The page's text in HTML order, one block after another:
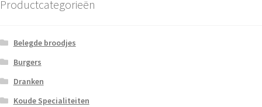
Productcategorieën
Belegde broodjes
Burgers
Dranken
Koude Specialiteiten